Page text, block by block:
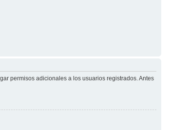
permisos adicionales a los usuarios registrados. Antes